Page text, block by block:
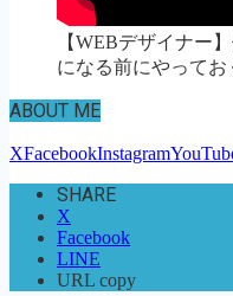
【WEBデザイナー
になる前にやってお
ABOUT ME
XFacebookInstagram
SHARE
X
Facebook
LINE
URL copy